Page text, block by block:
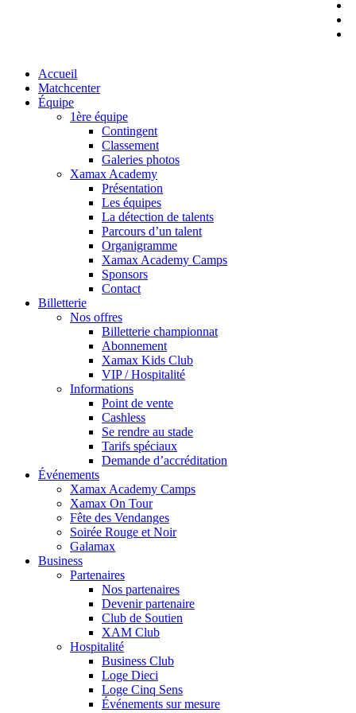
Close
Menu
Accueil
Matchcenter
Équipe
1ère équipe
Contingent
Classement
Galeries photos
Xamax Academy
Présentation
Les équipes
La détection de talents
Parcours d’un talent
Organigramme
Xamax Academy Camps
Sponsors
Contact
Billetterie
Nos offres
Billetterie championnat
Abonnement
Xamax Kids Club
VIP / Hospitalité
Informations
Point de vente
Cashless
Se rendre au stade
Tarifs spéciaux
Demande d’accréditation
Événements
Xamax Academy Camps
Xamax On Tour
Fête des Vendanges
Soirée Rouge et Noir
Galamax
Business
Partenaires
Nos partenaires
Devenir partenaire
Club de Soutien
XAM Club
Hospitalité
Business Club
Loge Dieci
Loge Cinq Sens
Événements sur mesure